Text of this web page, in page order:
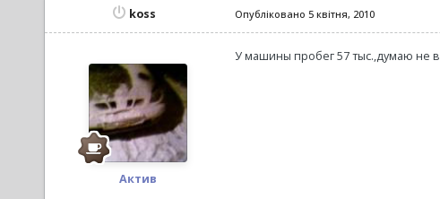
koss
Актив
Опубліковано 5 квітня, 2010
У машины пробег 57 тыс.,думаю не